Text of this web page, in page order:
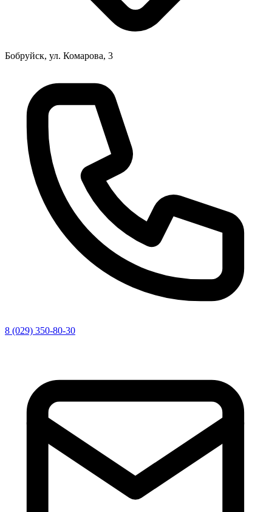
Бобруйск, ул. Комарова, 3
8 (029) 350-80-30